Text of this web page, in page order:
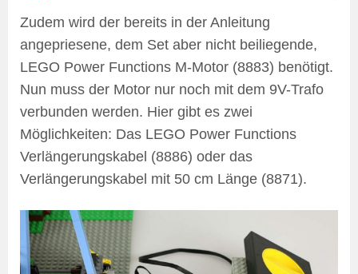
Zudem wird der bereits in der Anleitung
angepriesene, dem Set aber nicht beiliegende,
LEGO Power Functions M-Motor (8883) benötigt.
Nun muss der Motor nur noch mit dem 9V-Trafo
verbunden werden. Hier gibt es zwei
Möglichkeiten: Das LEGO Power Functions
Verlängerungskabel (8886) oder das
Verlängerungskabel mit 50 cm Länge (8871).